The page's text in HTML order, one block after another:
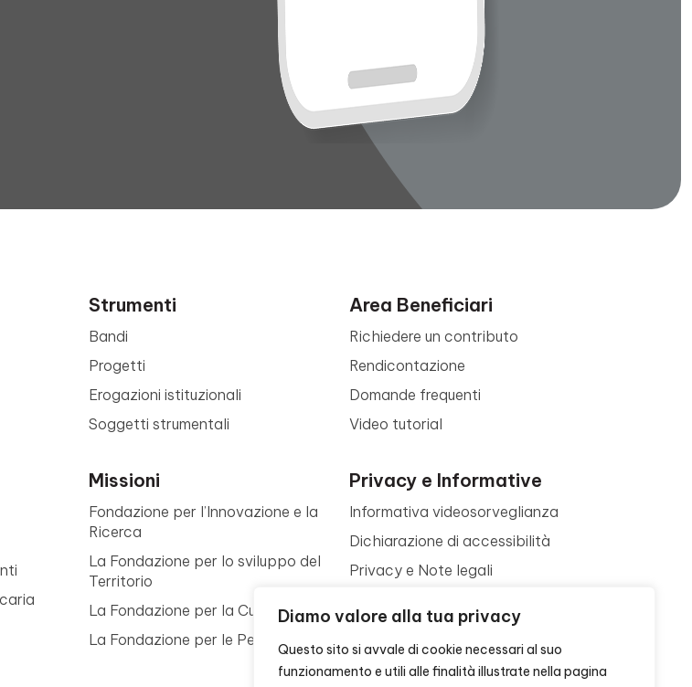
Diamo valore alla tua privacy
Questo sito si avvale di cookie necessari al suo
funzionamento e utili alle finalità illustrate nella pagina
Strumenti
Bandi
Progetti
Erogazioni istituzionali
Soggetti strumentali
Missioni
Fondazione per l’Innovazione e la
Ricerca
La Fondazione per lo sviluppo del
Territorio
La Fondazione per la Cultura
La Fondazione per le Persone
Area Beneficiari
Richiedere un contributo
Rendicontazione
Domande frequenti
Video tutorial
Privacy e Informative
Informativa videosorveglianza
Dichiarazione di accessibilità
Privacy e Note legali
Contattaci